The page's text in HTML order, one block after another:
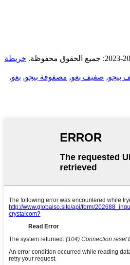
خريطة
بيجو, صفيف بغو, مصفوفة بيجو, بغو,